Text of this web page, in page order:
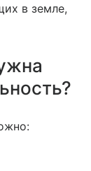
в земле,